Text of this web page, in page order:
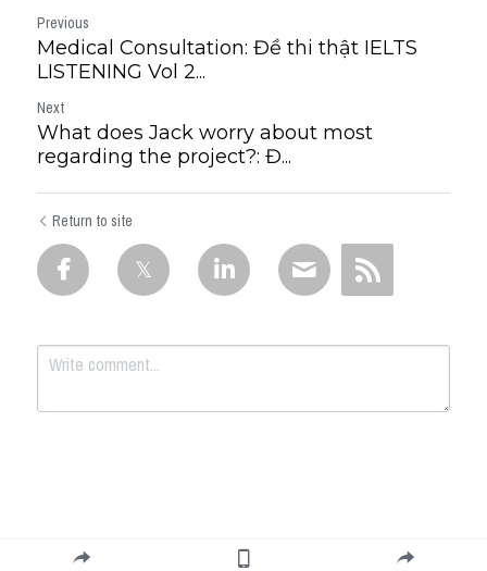
Previous
Medical Consultation: Đề thi thật IELTS
LISTENING Vol 2...
Next
What does Jack worry about most
regarding the project?: Đ...
Return to site
Submit